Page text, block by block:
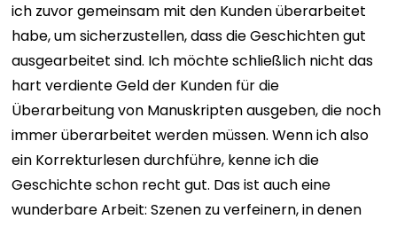
ich zuvor gemeinsam mit den Kunden überarbeitet
habe, um sicherzustellen, dass die Geschichten gut
ausgearbeitet sind. Ich möchte schließlich nicht das
hart verdiente Geld der Kunden für die
Überarbeitung von Manuskripten ausgeben, die noch
immer überarbeitet werden müssen.Wenn ich also
ein Korrekturlesen durchführe, kenne ich die
Geschichte schon recht gut. Das ist auch eine
wunderbare Arbeit: Szenen zu verfeinern, in denen